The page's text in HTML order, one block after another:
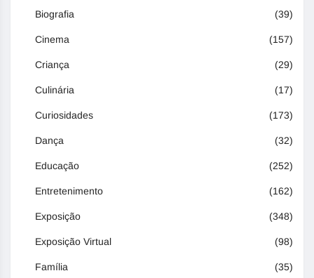
Biografia (39)
Cinema (157)
Criança (29)
Culinária (17)
Curiosidades (173)
Dança (32)
Educação (252)
Entretenimento (162)
Exposição (348)
Exposição Virtual (98)
Família (35)